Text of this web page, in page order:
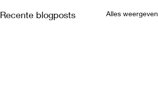
Recente blogposts Alles weergeven